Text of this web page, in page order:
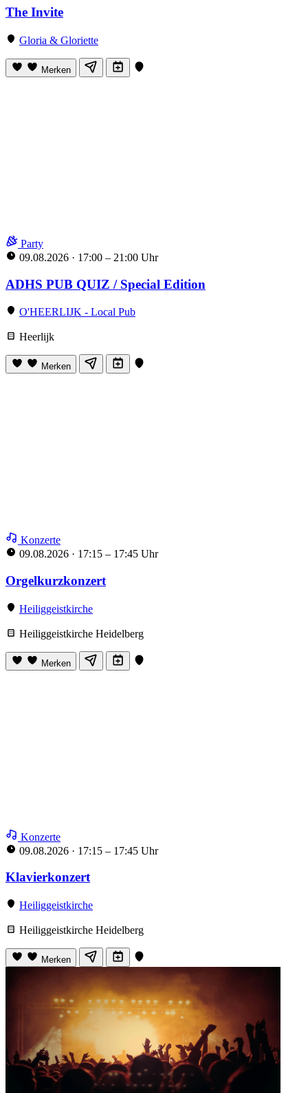
The Invite
Gloria & Gloriette
Merken
Party
09.08.2026 · 17:00 – 21:00 Uhr
ADHS PUB QUIZ / Special Edition
O'HEERLIJK - Local Pub
Heerlijk
Merken
Konzerte
09.08.2026 · 17:15 – 17:45 Uhr
Orgelkurzkonzert
Heiliggeistkirche
Heiliggeistkirche Heidelberg
Merken
Konzerte
09.08.2026 · 17:15 – 17:45 Uhr
Klavierkonzert
Heiliggeistkirche
Heiliggeistkirche Heidelberg
Merken